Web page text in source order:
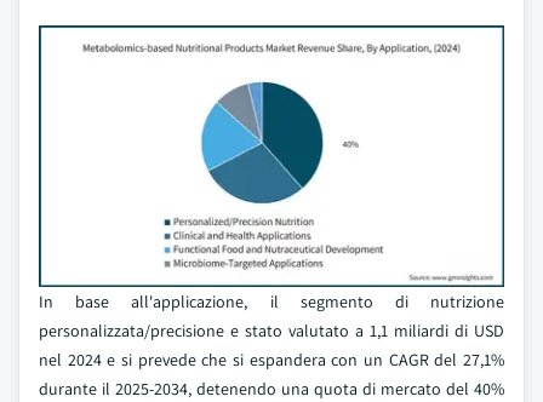
In base all'applicazione, il segmento di nutrizione
personalizzata/precisione e stato valutato a 1,1 miliardi di USD
nel 2024 e si prevede che si espandera con un CAGR del 27,1%
durante il 2025-2034, detenendo una quota di mercato del 40%